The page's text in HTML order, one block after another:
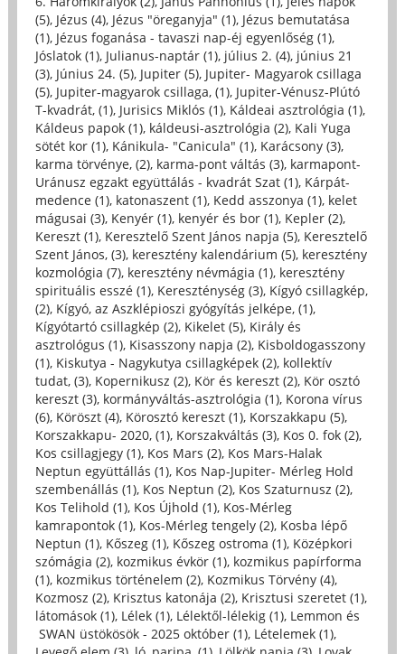
(5), Jézus (4), Jézus "öreganyja" (1), Jézus bemutatása
(1), Jézus foganása - tavaszi nap-éj egyenlőség (1),
Jóslatok (1), Julianus-naptár (1), július 2. (4), június 21
(3), Június 24. (5), Jupiter (5), Jupiter- Magyarok csillaga
(5), Jupiter-magyarok csillaga, (1), Jupiter-Vénusz-Plútó
T-kvadrát, (1), Jurisics Miklós (1), Káldeai asztrológia (1),
Káldeus papok (1), káldeusi-asztrológia (2), Kali Yuga
sötét kor (1), Kánikula- "Canicula" (1), Karácsony (3),
karma törvénye, (2), karma-pont váltás (3), karmapont-
Uránusz egzakt együttálás - kvadrát Szat (1), Kárpát-
medence (1), katonaszent (1), Kedd asszonya (1), kelet
mágusai (3), Kenyér (1), kenyér és bor (1), Kepler (2),
Kereszt (1), Keresztelő Szent János napja (5), Keresztelő
Szent János, (3), keresztény kalendárium (5), keresztény
kozmológia (7), keresztény névmágia (1), keresztény
spirituális esszé (1), Kereszténység (3), Kígyó csillagkép,
(2), Kígyó, az Aszklépioszi gyógyítás jelképe, (1),
Kígyótartó csillagkép (2), Kikelet (5), Király és
asztrológus (1), Kisasszony napja (2), Kisboldogasszony
(1), Kiskutya - Nagykutya csillagképek (2), kollektív
tudat, (3), Kopernikusz (2), Kör és kereszt (2), Kör osztó
kereszt (3), kormányváltás-asztrológia (1), Korona vírus
(6), Köröszt (4), Körosztó kereszt (1), Korszakkapu (5),
Korszakkapu- 2020, (1), Korszakváltás (3), Kos 0. fok (2),
Kos csillagjegy (1), Kos Mars (2), Kos Mars-Halak
Neptun együttállás (1), Kos Nap-Jupiter- Mérleg Hold
szembenállás (1), Kos Neptun (2), Kos Szaturnusz (2),
Kos Telihold (1), Kos Újhold (1), Kos-Mérleg
kamrapontok (1), Kos-Mérleg tengely (2), Kosba lépő
Neptun (1), Kőszeg (1), Kőszeg ostroma (1), Középkori
szómágia (2), kozmikus évkör (1), kozmikus papírforma
(1), kozmikus történelem (2), Kozmikus Törvény (4),
Kozmosz (2), Krisztus katonája (2), Krisztusi szeretet (1),
látomások (1), Lélek (1), Lélektől-lélekig (1), Lemmon és
SWAN üstökösök - 2025 október (1), Lételemek (1),